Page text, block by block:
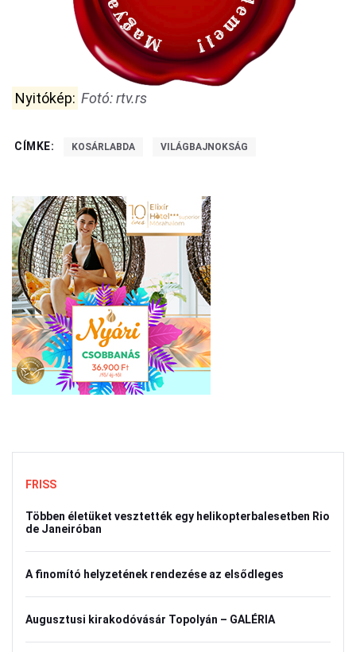
Nyitókép: Fotó: rtv.rs
CÍMKE: KOSÁRLABDA VILÁGBAJNOKSÁG
FRISS
Többen életüket vesztették egy helikopterbalesetben Rio
de Janeiróban
A finomító helyzetének rendezése az elsődleges
Augusztusi kirakodóvásár Topolyán – GALÉRIA